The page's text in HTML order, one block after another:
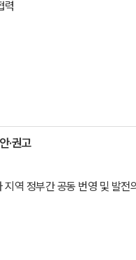
력
·권고
지역 정부간 공동 번영 및 발전